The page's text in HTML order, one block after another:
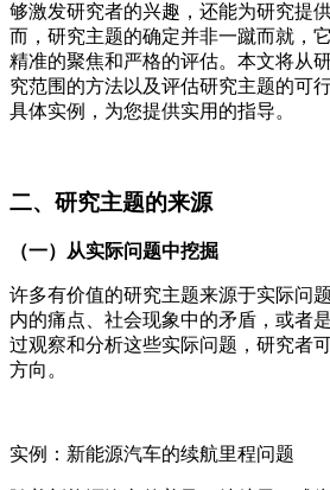
够激发研究者的兴趣，还能为研究提
而，研究主题的确定并非一蹴而就，
精准的聚焦和严格的评估。本文将从
究范围的方法以及评估研究主题的可
具体实例，为您提供实用的指导。
二、研究主题的来源
（一）从实际问题中挖掘
许多有价值的研究主题来源于实际问
内的痛点、社会现象中的矛盾，或者
过观察和分析这些实际问题，研究者
方向。
实例：新能源汽车的续航里程问题